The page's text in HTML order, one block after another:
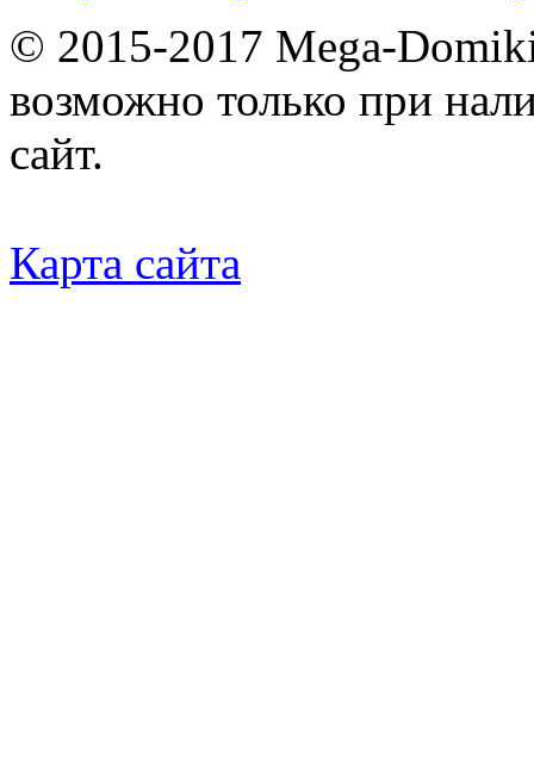
© 2015-2017 Mega-
возможно только при
сайт.
Карта сайта